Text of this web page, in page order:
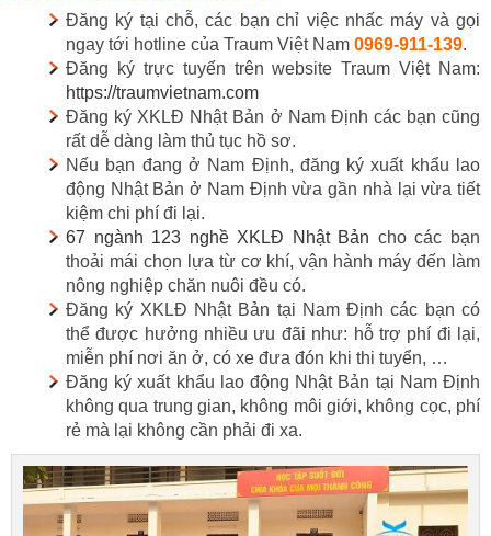
Đăng ký tại chỗ, các bạn chỉ việc nhấc máy và gọi
ngay tới hotline của Traum Việt Nam 0969-911-139.
Đăng ký trực tuyến trên website Traum Việt Nam:
https://traumvietnam.com
Đăng ký XKLĐ Nhật Bản ở Nam Định các bạn cũng
rất dễ dàng làm thủ tục hồ sơ.
Nếu bạn đang ở Nam Định, đăng ký xuất khẩu lao
động Nhật Bản ở Nam Định vừa gần nhà lại vừa tiết
kiệm chi phí đi lại.
67 ngành 123 nghề XKLĐ Nhật Bản cho các bạn
thoải mái chọn lựa từ cơ khí, vận hành máy đến làm
nông nghiệp chăn nuôi đều có.
Đăng ký XKLĐ Nhật Bản tại Nam Định các bạn có
thể được hưởng nhiều ưu đãi như: hỗ trợ phí đi lại,
miễn phí nơi ăn ở, có xe đưa đón khi thi tuyển, …
Đăng ký xuất khẩu lao động Nhật Bản tại Nam Định
không qua trung gian, không môi giới, không cọc, phí
rẻ mà lại không cần phải đi xa.